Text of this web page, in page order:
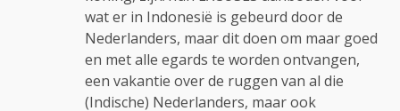
wat er in Indonesië is gebeurd door de
Nederlanders, maar dit doen om maar goed
en met alle egards te worden ontvangen,
een vakantie over de ruggen van al die
(Indische) Nederlanders, maar ook